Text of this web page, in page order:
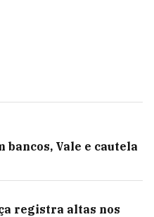
bancos, Vale e cautela
registra altas nos